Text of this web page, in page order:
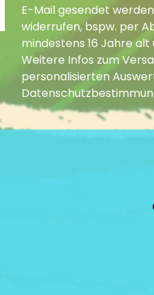
E-Mail gesendet
widerrufen, bspw. per
mindestens 16 Jahre
Weitere Infos zum
personalisierten